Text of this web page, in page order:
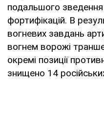
подальшого
фортифікацій. В
вогневих завдань
вогнем ворожі
окремі позиції
знищено 14